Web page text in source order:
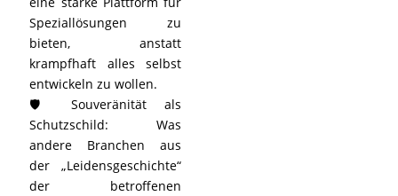
Speziallösungen zu
bieten, anstatt
krampfhaft alles selbst
entwickeln zu wollen.
🛡️ Souveränität als
Schutzschild: Was
andere Branchen aus
der „Leidensgeschichte“
der betroffenen